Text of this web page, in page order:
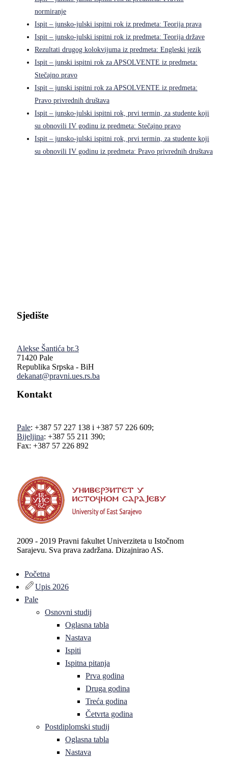
normiranje
Ispit – junsko-julski ispitni rok iz predmeta: Teorija prava
Ispit – junsko-julski ispitni rok iz predmeta: Teorija države
Rezultati drugog kolokvijuma iz predmeta: Engleski jezik
Ispit – junski ispitni rok za APSOLVENTE iz predmeta:
Stečajno pravo
Ispit – junski ispitni rok za APSOLVENTE iz predmeta:
Pravo privrednih društava
Ispit – junsko-julski ispitni rok, prvi termin, za studente koji
su obnovili IV godinu iz predmeta: Stečajno pravo
Ispit – junsko-julski ispitni rok, prvi termin, za studente koji
su obnovili IV godinu iz predmeta: Pravo privrednih društava
Sjedište
Alekse Šantića br.3
71420 Pale
Republika Srpska - BiH
dekanat@pravni.ues.rs.ba
Kontakt
Pale: +387 57 227 138 i +387 57 226 609;
Bijeljina: +387 55 211 390;
Fax: +387 57 226 892
2009 - 2019 Pravni fakultet Univerziteta u Istočnom
Sarajevu. Sva prava zadržana. Dizajnirao AS.
Početna
Upis 2026
Pale
Osnovni studij
Oglasna tabla
Nastava
Ispiti
Ispitna pitanja
Prva godina
Druga godina
Treća godina
Četvrta godina
Postdiplomski studij
Oglasna tabla
Nastava